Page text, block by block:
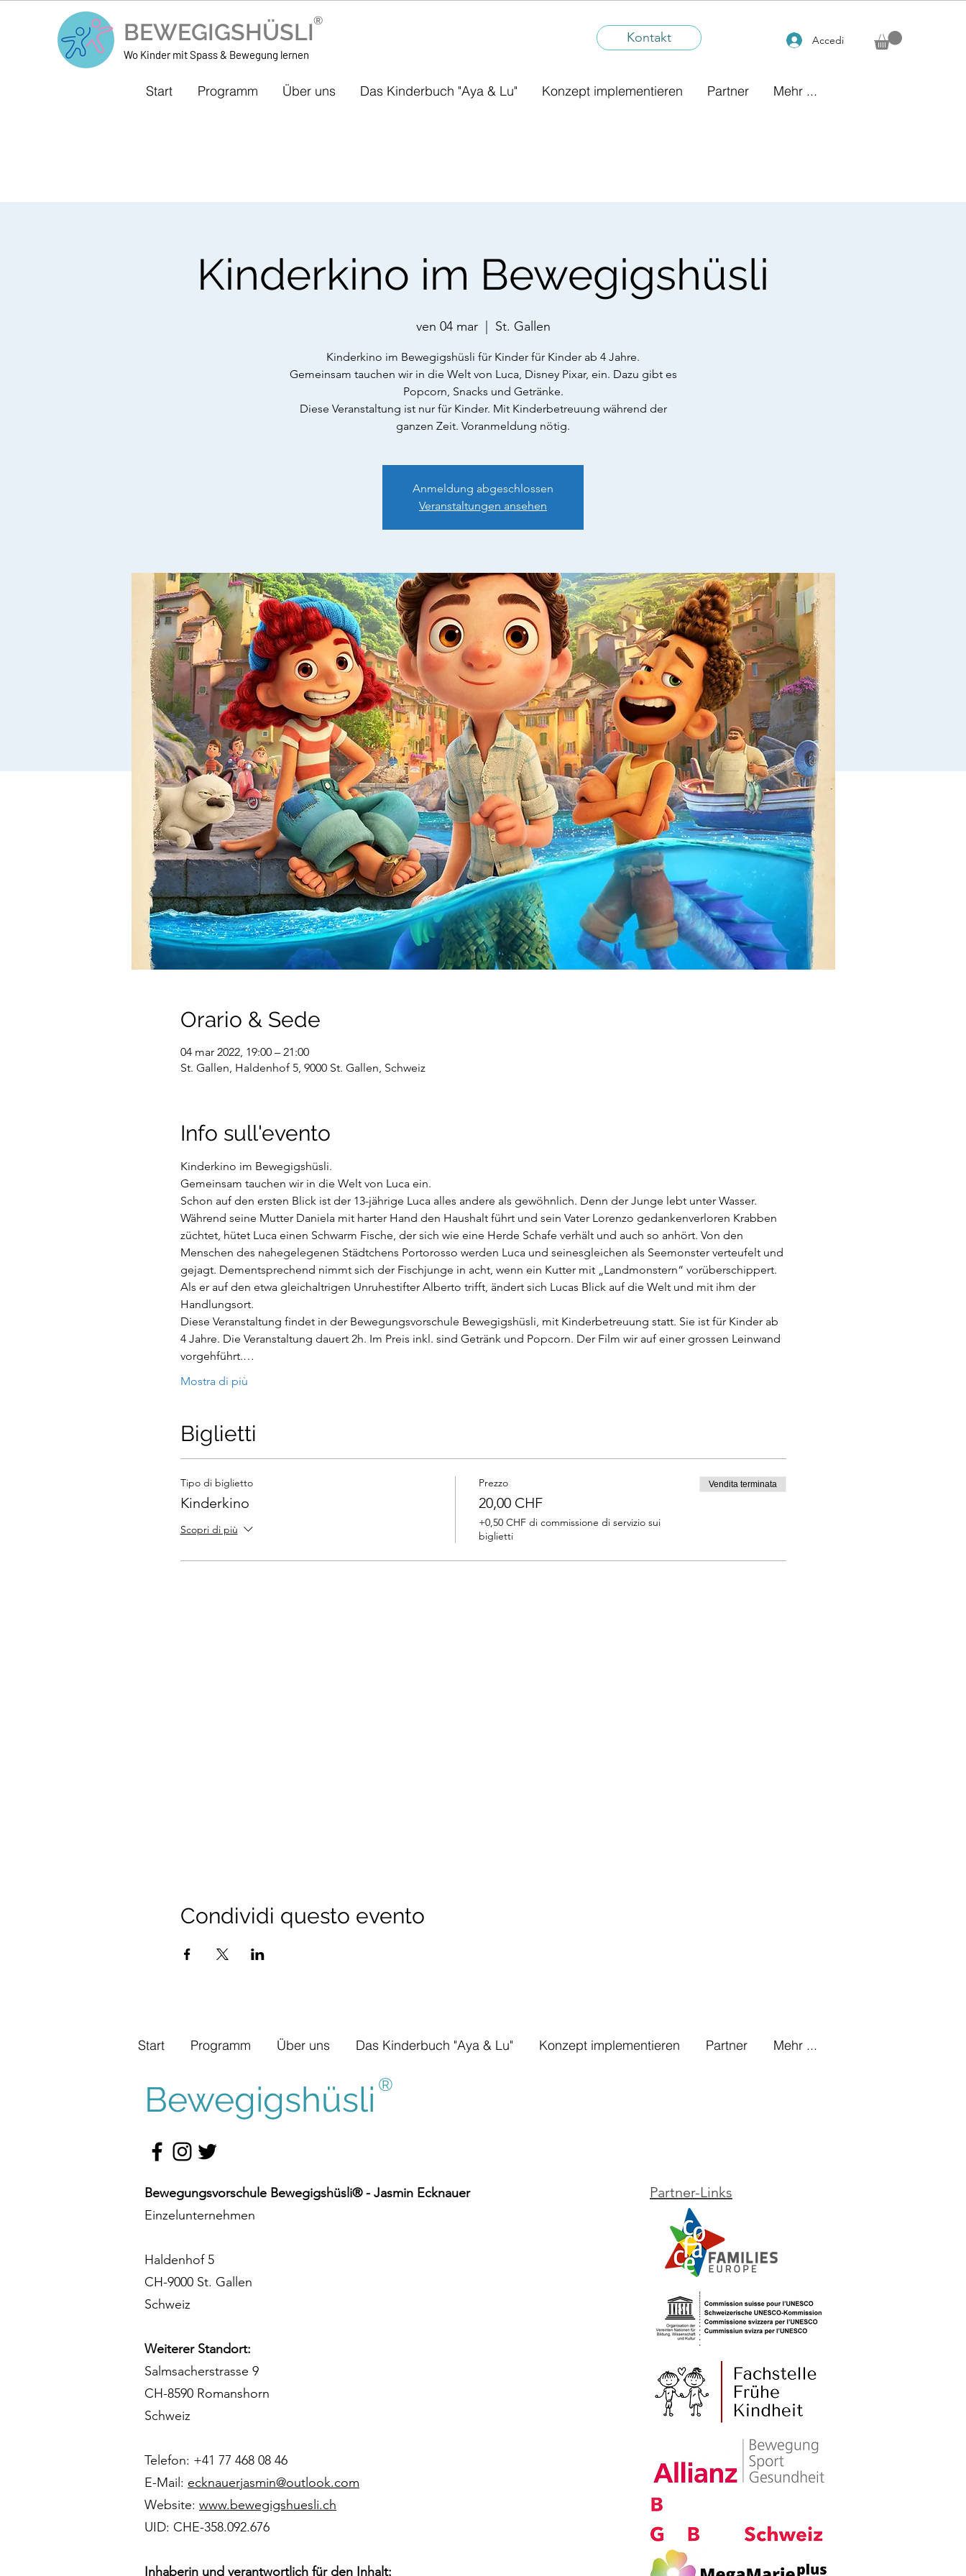
®
BEWEGIGSHÜSLI
Wo Kinder mit Spass & Bewegung lernen
Kontakt Accedi
Start Programm Über uns Das Kinderbuch "Aya & Lu" Konzept implementieren Partner Mehr ...
Kinderkino im Bewegigshüsli
ven 04 mar
  |
St. Gallen
Kinderkino im Bewegigshüsli für Kinder für Kinder ab 4 Jahre.
Gemeinsam tauchen wir in die Welt von Luca, Disney Pixar, ein. Dazu gibt es
Popcorn, Snacks und Getränke.
Diese Veranstaltung ist nur für Kinder. Mit Kinderbetreuung während der
ganzen Zeit. Voranmeldung nötig.
Anmeldung abgeschlossen
Veranstaltungen ansehen
Orario & Sede
04 mar 2022, 19:00 – 21:00
St. Gallen, Haldenhof 5, 9000 St. Gallen, Schweiz
Info sull'evento
Kinderkino im Bewegigshüsli.
Gemeinsam tauchen wir in die Welt von Luca ein.
Schon auf den ersten Blick ist der 13-jährige Luca alles andere als gewöhnlich. Denn der Junge lebt unter Wasser.
Während seine Mutter Daniela mit harter Hand den Haushalt führt und sein Vater Lorenzo gedankenverloren Krabben
züchtet, hütet Luca einen Schwarm Fische, der sich wie eine Herde Schafe verhält und auch so anhört. Von den
Menschen des nahegelegenen Städtchens Portorosso werden Luca und seinesgleichen als Seemonster verteufelt und
gejagt. Dementsprechend nimmt sich der Fischjunge in acht, wenn ein Kutter mit „Landmonstern“ vorüberschippert.
Als er auf den etwa gleichaltrigen Unruhestifter Alberto trifft, ändert sich Lucas Blick auf die Welt und mit ihm der
Handlungsort.
Diese Veranstaltung findet in der Bewegungsvorschule Bewegigshüsli, mit Kinderbetreuung statt. Sie ist für Kinder ab
4 Jahre. Die Veranstaltung dauert 2h. Im Preis inkl. sind Getränk und Popcorn. Der Film wir auf einer grossen Leinwand
vorgehführt.…
Mostra di più
Biglietti
Tipo di biglietto
Kinderkino
Scopri di più
Prezzo
20,00 CHF
+0,50 CHF di commissione di servizio sui
biglietti
Vendita terminata
Condividi questo evento
Start Programm Über uns Das Kinderbuch "Aya & Lu" Konzept implementieren Partner Mehr ...
Bewegigshüsli ®
Bewegungsvorschule Bewegigshüsli® - Jasmin Ecknauer
Einzelunternehmen
Haldenhof 5
CH-9000 St. Gallen
Schweiz
Weiterer Standort:
Salmsacherstrasse 9
CH-8590 Romanshorn
Schweiz
Telefon: +41 77 468 08 46
E-Mail: ecknauerjasmin@outlook.com
Website: www.bewegigshuesli.ch
UID: CHE-358.092.676
Inhaberin und verantwortlich für den Inhalt:
Partner-Links